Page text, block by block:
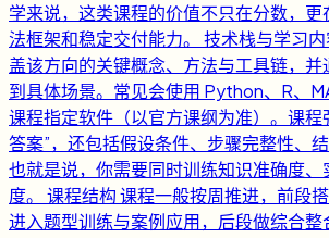
学来说，这类课程的价值不只在分数，
法框架和稳定交付能力。 技术栈与学习
盖该方向的关键概念、方法与工具链，
到具体场景。常见会使用 Python、R、
课程指定软件（以官方课纲为准）。课程
答案”，还包括假设条件、步骤完整性、
也就是说，你需要同时训练知识准确度
度。 课程结构 课程一般按周推进，前段
进入题型训练与案例应用，后段做综合